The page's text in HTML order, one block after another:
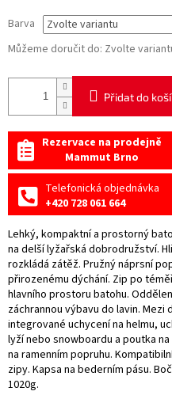
Barva
Můžeme doručit do: Zvolte
Přidat do
Rezervace na prodejně
Mammut Brno
Telefonická objednávka
+420 728 061 664
Lehký, kompaktní a prostorný
na delší lyžařská dobrodružství.
rozkládá zátěž. Pružný náprsní
přirozenému dýchání. Zip po
hlavního prostoru batohu.
záchrannou výbavu do lavin.
integrované uchycení na helmu,
lyží nebo snowboardu a poutka
na ramenním popruhu.
zipy. Kapsa na bederním pásu.
1020g.